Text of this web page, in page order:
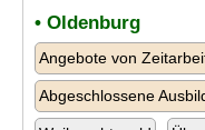
• Oldenburg
Angebote von
Abgeschlossene